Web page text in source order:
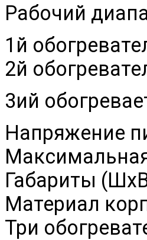
Рабочий
1й
2й
3ий
Напряжение
Габариты
Материал
Три